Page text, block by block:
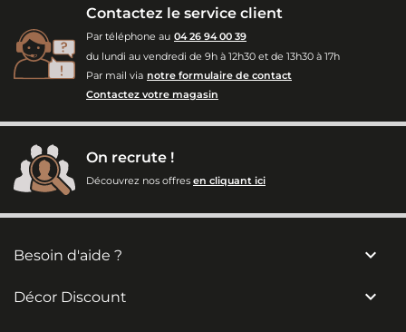
Contactez le service client
Par téléphone au 04 26 94 00 39
du lundi au vendredi de 9h à 12h30 et de 13h30 à 17h
Par mail via notre formulaire de contact
Contactez votre magasin
On recrute !
Découvrez nos offres en cliquant ici
Besoin d'aide ? 
Décor Discount 